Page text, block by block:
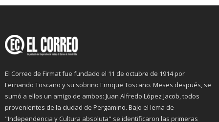
El Correo de Firmat fue fundado el 11 de octubre de 1914 por
Fernando Toscano y su sobrino Enrique Toscano. Meses después, se
sumó a ellos un amigo de ambos: Juan Alfredo López Jacob, todos
provenientes de la ciudad de Pergamino. Bajo el lema de
"Independencia y Cultura absoluta" se identificaron las primeras